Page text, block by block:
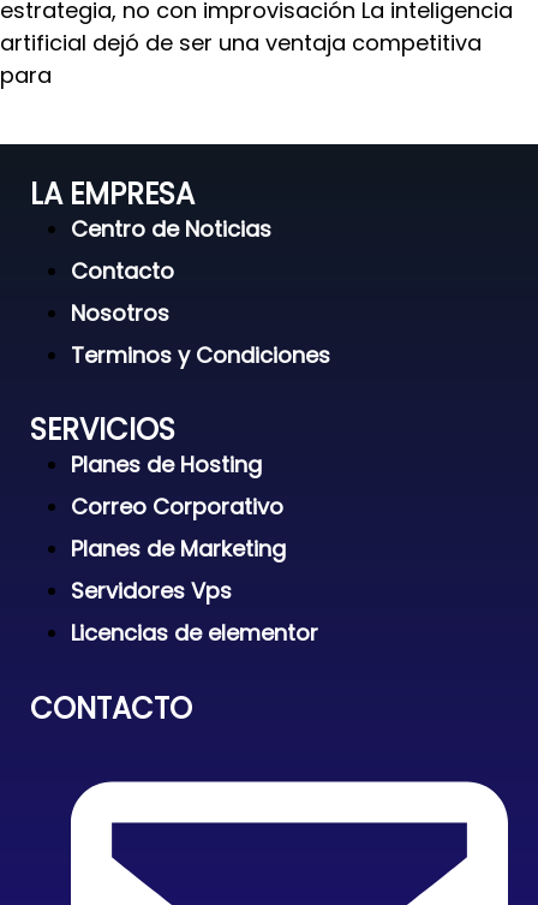
estrategia, no con improvisación La inteligencia
artificial dejó de ser una ventaja competitiva
para
LA EMPRESA
Centro de Noticias
Contacto
Nosotros
Terminos y Condiciones
SERVICIOS
Planes de Hosting
Correo Corporativo
Planes de Marketing
Servidores Vps
Licencias de elementor
CONTACTO